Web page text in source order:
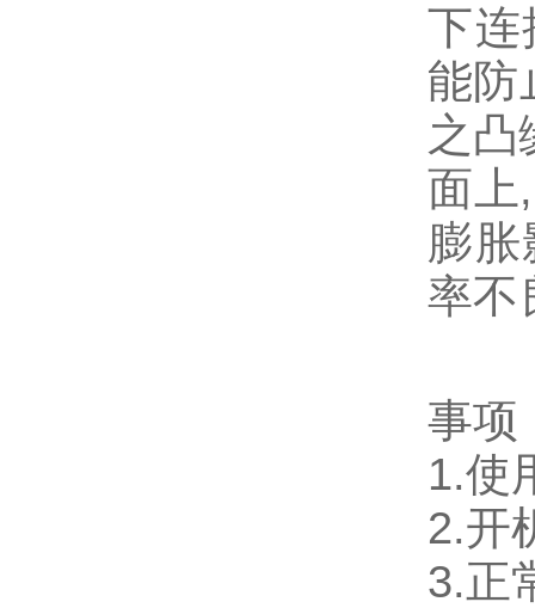
下连
能防
之凸
面上
膨
率不
事项
1.使
2.开
3.正